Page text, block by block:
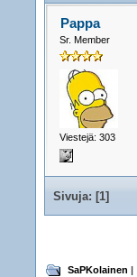
Pappa
Sr. Member
Viestejä: 303
Sivuja: [1]
SaPKolainen |